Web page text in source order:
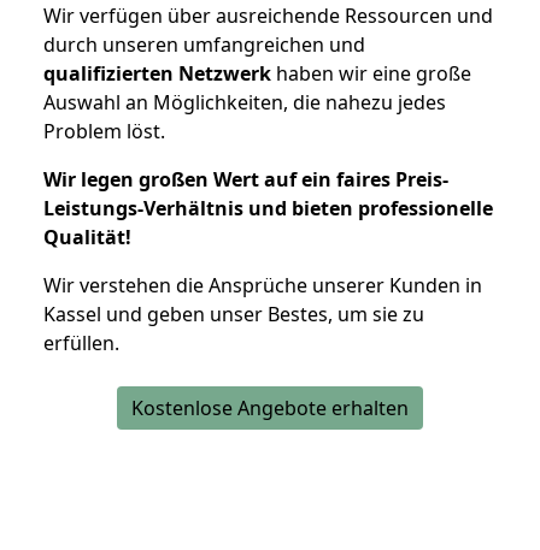
Wir verfügen über ausreichende Ressourcen und
durch unseren umfangreichen und
qualifizierten Netzwerk haben wir eine große
Auswahl an Möglichkeiten, die nahezu jedes
Problem löst.
Wir legen großen Wert auf ein faires Preis-
Leistungs-Verhältnis und bieten professionelle
Qualität!
Wir verstehen die Ansprüche unserer Kunden in
Kassel und geben unser Bestes, um sie zu
erfüllen.
Kostenlose Angebote erhalten